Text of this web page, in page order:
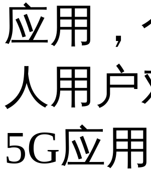
应用，
人用
5G应